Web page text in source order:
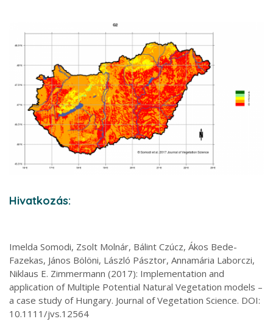
Hivatkozás:
Imelda Somodi, Zsolt Molnár, Bálint Czúcz, Ákos Bede-
Fazekas, János Bölöni, László Pásztor, Annamária Laborczi,
Niklaus E. Zimmermann (2017): Implementation and
application of Multiple Potential Natural Vegetation models –
a case study of Hungary. Journal of Vegetation Science. DOI:
10.1111/jvs.12564